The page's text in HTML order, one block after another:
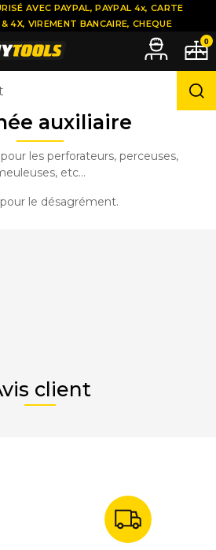
auxiliaire
les perforateurs, perceuses,
etc...
le désagrément.
client
AVEC PAYPAL, PAYPAL 4x, CARTE
4X, VIREMENT BANCAIRE, CHEQUE
0